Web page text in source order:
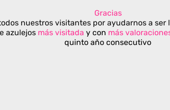
Gracias
nuestros visitantes por ayudarnos a ser
azulejos más visitada y con más
quinto año consecutivo